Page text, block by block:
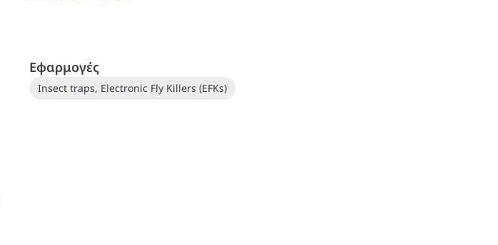
Εφαρμογές
Insect traps, Electronic Fly Killers (EFKs)